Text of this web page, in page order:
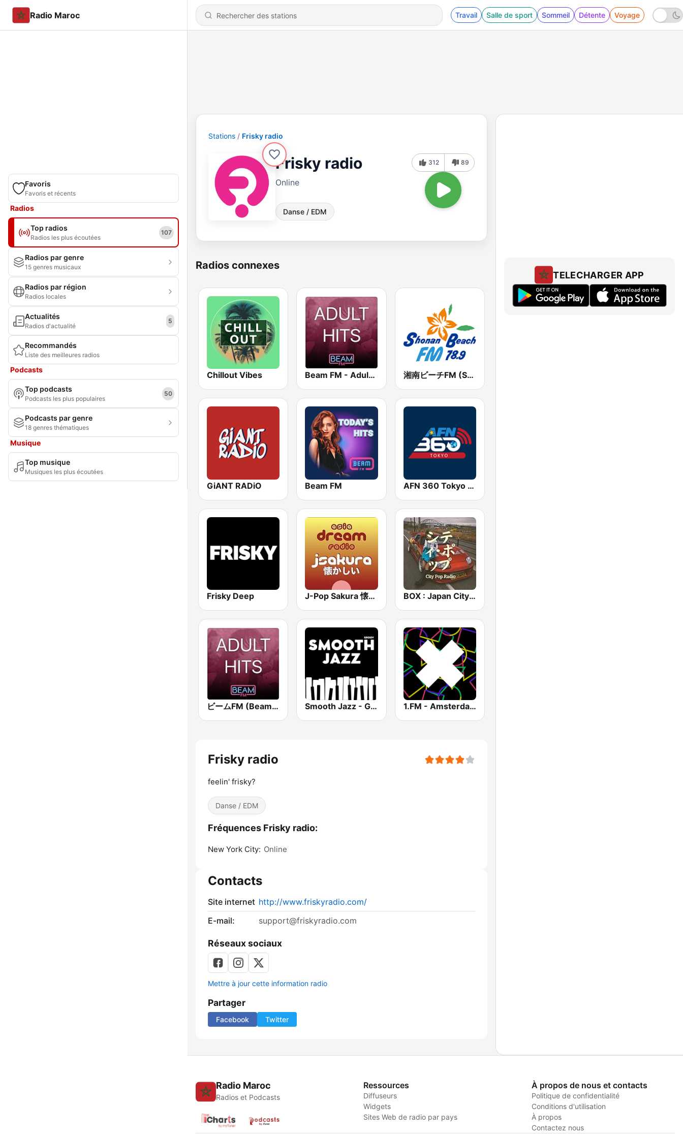
Radio Maroc Travail Salle de sport Sommeil Détente Voyage
Favoris
Favoris et récents
Radios
Top radios
Radios les plus écoutées
107
Radios par genre
15 genres musicaux
Radios par région
Radios locales
Actualités
Radios d'actualité
5
Recommandés
Liste des meilleures radios
Podcasts
Top podcasts
Podcasts les plus populaires
50
Podcasts par genre
18 genres thématiques
Musique
Top musique
Musiques les plus écoutées
Stations Frisky radio
Frisky radio
Online
Danse / EDM
312 89
Radios connexes
Chillout Vibes Beam FM - Adult Hits 湘南ビーチFM (Shonan Beach FM)
GiANT RADiO Beam FM AFN 360 Tokyo (Japan Only)
Frisky Deep J-Pop Sakura 懐かしい BOX : Japan City Pop -日本のシティポップ
ビームFM (Beam FM) - Adult Hits Smooth Jazz - Groov 1.FM - Amsterdam Trance
Frisky radio
feelin' frisky?
Danse / EDM
Fréquences Frisky radio:
New York City: Online
Contacts
Site internet http://www.friskyradio.com/
E-mail:
support@friskyradio.com
Réseaux sociaux
Mettre à jour cette information radio
Partager
Facebook Twitter
TELECHARGER APP
Radio Maroc
Radios et Podcasts
Ressources
Diffuseurs
Widgets
Sites Web de radio par pays
À propos de nous et contacts
Politique de confidentialité
Conditions d'utilisation
À propos
Contactez nous